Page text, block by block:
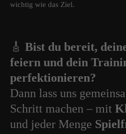
wichtig wie das Ziel.
🎸 Bist du bereit,
feiern und dein
perfektionieren?
Dann lass uns
Schritt machen – mit
und jeder Menge